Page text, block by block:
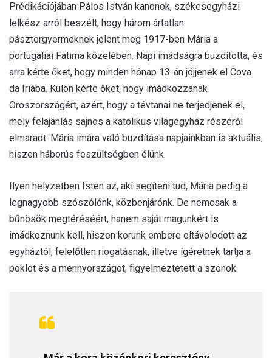
Prédikációjában Pálos István kanonok, székesegyházi
lelkész arról beszélt, hogy három ártatlan
pásztorgyermeknek jelent meg 1917-ben Mária a
portugáliai Fatima közelében. Napi imádságra buzdította, és
arra kérte őket, hogy minden hónap 13-án jöjjenek el Cova
da Iriába. Külön kérte őket, hogy imádkozzanak
Oroszországért, azért, hogy a tévtanai ne terjedjenek el,
mely felajánlás sajnos a katolikus világegyház részéről
elmaradt. Mária imára való buzdítása napjainkban is aktuális,
hiszen háborús feszültségben élünk.
Ilyen helyzetben Isten az, aki segíteni tud, Mária pedig a
legnagyobb szószólónk, közbenjárónk. De nemcsak a
bűnösök megtéréséért, hanem saját magunkért is
imádkoznunk kell, hiszen korunk embere eltávolodott az
egyháztól, felelőtlen riogatásnak, illetve ígéretnek tartja a
poklot és a mennyországot, figyelmeztetett a szónok.